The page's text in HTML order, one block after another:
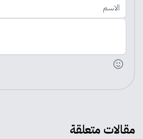
الاسم
اضف تعليقك
مقالات متعلقة